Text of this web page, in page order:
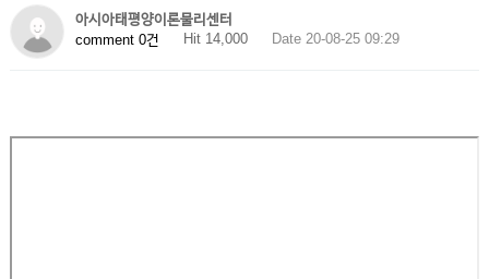
아시아태평양이론물리센터
comment 0건
Hit 14,000 Date 20-08-25 09:29